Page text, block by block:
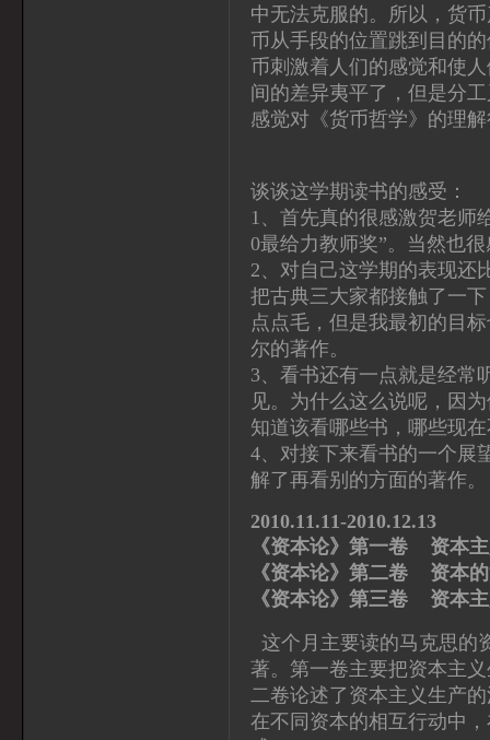
中无法克服的。所以，货
币从手段的位置跳到目的
币刺激着人们的感觉和使
间的差异夷平了，但是分
感觉对《货币哲学》的理
谈谈这学期读书的感受：
1、首先真的很感激贺老师
0最给力教师奖”。当然也
2、对自己这学期的表现还
把古典三大家都接触了一
点点毛，但是我最初的目
尔的著作。
3、看书还有一点就是经常
见。为什么这么说呢，因
知道该看哪些书，哪些现
4、对接下来看书的一个展
解了再看别的方面的著作。
2010.11.11-2010.12.13
《资本论》第一卷 资
《资本论》第二卷
《资本论》第三卷 资
这个月主要读的马克思的
著。第一卷主要把资本主
二卷论述了资本主义生产
在不同资本的相互行动中